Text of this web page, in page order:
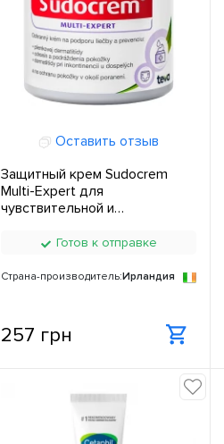
Оставить отзыв
Защитный крем Sudocrem
Multi-Expert для
чувствительной и
Готов к отправке
Страна-производитель:Ирландия
257 грн